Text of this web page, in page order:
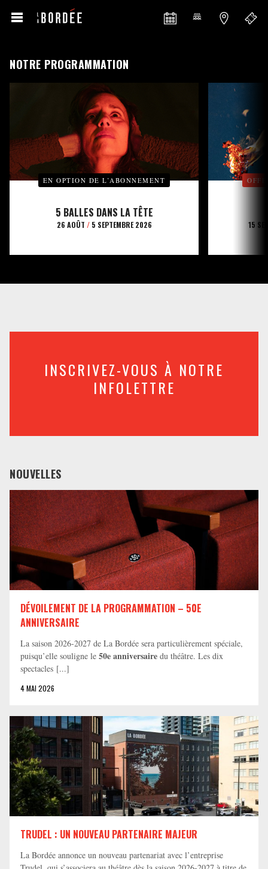
NOTRE PROGRAMMATION
EN OPTION DE L’ABONNEMENT
5 BALLES DANS LA TÊTE
26 AOÛT /5 SEPTEMBRE 2026 15
INSCRIVEZ-VOUS À NOTRE
INFOLETTRE
NOUVELLES
DÉVOILEMENT DE LA PROGRAMMATION – 50E
ANNIVERSAIRE
La saison 2026-2027 de La Bordée sera particulièrement spéciale,
puisqu’elle souligne le 50e anniversaire du théâtre. Les dix
spectacles [...]
4 MAI 2026
TRUDEL : UN NOUVEAU PARTENAIRE MAJEUR
La Bordée annonce un nouveau partenariat avec l’entreprise